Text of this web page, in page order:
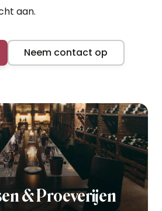
aan.
Neem contact op
& Proeverijen